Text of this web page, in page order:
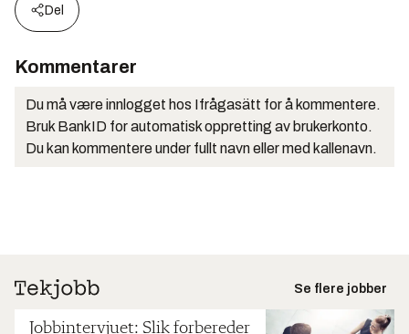
Del
Kommentarer
Du må være innlogget hos Ifrågasätt for å kommentere.
Bruk BankID for automatisk oppretting av brukerkonto.
Du kan kommentere under fullt navn eller med kallenavn.
Se flere jobber
Jobbintervjuet: Slik forbereder